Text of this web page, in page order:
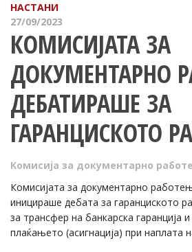
НАСТАНИ
27/09/2023
КОМИСИЈАТА ЗА
ДОКУМЕНТАРНО
ДЕБАТИРАШЕ ЗА
ГАРАНЦИСКОТО
Комисија за документарно
Комисијата за документарно
иницираше дебата за гаранциското
за трансфер на банкарска гаранција
плаќањето (асигнација) при наплата